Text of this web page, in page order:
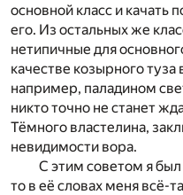
основной класс и качать
его. Из остальных же
нетипичные для
качестве козырного
например, паладином
никто точно не станет
Тёмного властелина,
невидимости вора.
С этим советом я был
то в её словах меня всё-